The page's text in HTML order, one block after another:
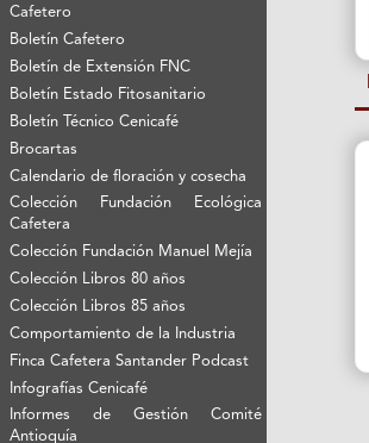
Cafetero
Boletín Cafetero
Boletín de Extensión FNC
Boletín Estado Fitosanitario
Boletín Técnico Cenicafé
Brocartas
Calendario de floración y cosecha
Colección Fundación Ecológica
Cafetera
Colección Fundación Manuel Mejía
Colección Libros 80 años
Colección Libros 85 años
Comportamiento de la Industria
Finca Cafetera Santander Podcast
Infografías Cenicafé
Informes de Gestión Comité
Antioquía